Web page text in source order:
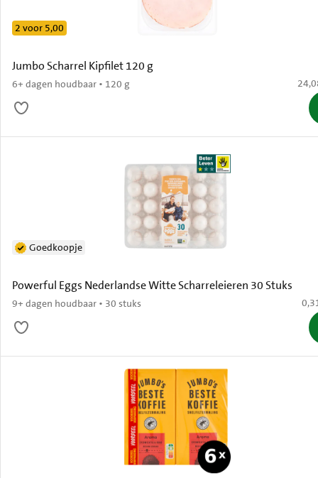
Jumbo Scharrel Kipfilet 120 g
6+ dagen houdbaar • 120 g
2 voor 5,00
€
Powerful Eggs Nederlandse Witte Scharreleieren 30 Stuks
9+ dagen houdbaar • 30 stuks
Goedkoopje
€